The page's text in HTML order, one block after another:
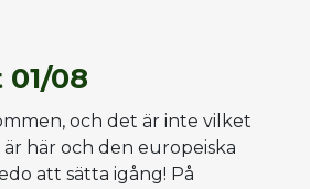
08
och det är inte vilket
här och den europeiska
att sätta igång! På